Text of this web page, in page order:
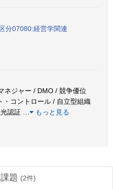
分07080:経営学関連
ネジャー / DMO / 競争優位
・コントロール / 自立型組織
認証
もっと見る
題 (2件)